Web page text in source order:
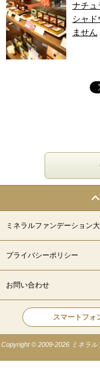
ナチュ
シャド
ません
ミネラルファンデーション
プライバシーポリシー
お問い合わせ
スマートフォ
Copyright © 2009-2026 ミネラル